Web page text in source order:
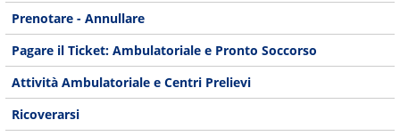
Prenotare - Annullare
Pagare il Ticket: Ambulatoriale e Pronto Soccorso
Attività Ambulatoriale e Centri Prelievi
Ricoverarsi